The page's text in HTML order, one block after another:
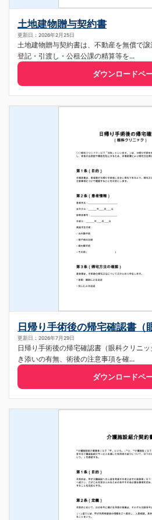
土地建物贈与契約書
更新日：2026年2月25日
土地建物贈与契約書は、不動産を無償で
登記・引渡し・公租公課の精算等を...
ダウンロードペ
日帰り手術後の帰宅確認書（
更新日：2026年7月29日
日帰り手術後の帰宅確認書（眼科クリニ
き添いの有無、術後の注意事項を確...
ダウンロードペ